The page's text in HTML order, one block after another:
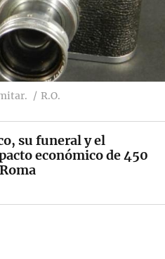
R.O.
su funeral y el
económico de 450